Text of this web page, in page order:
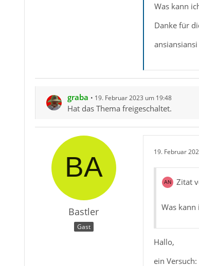
Was kann
Danke für
ansiansiansi
graba 19. Februar 2023 um 19:48
Hat das Thema freigeschaltet.
Bastler
Gast
19. Februar
Zitat
Was kann
Hallo,
ein